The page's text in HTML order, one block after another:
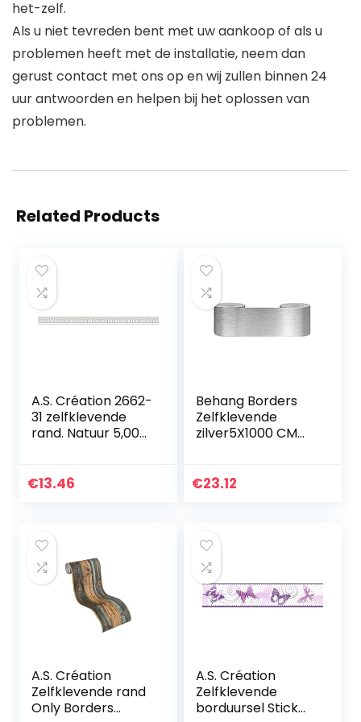
het-zelf.
Als u niet tevreden bent met uw aankoop of als u
problemen heeft met de installatie, neem dan
gerust contact met ons op en wij zullen binnen 24
uur antwoorden en helpen bij het oplossen van
problemen.
Related Products
A.S. Création 2662-
31 zelfklevende
rand. Natuur 5,00m
€13.46
Behang Borders
Zelfklevende
zilver5X1000 CM
Decoratieve
€23.12
A.S. Création
Zelfklevende rand
Only Borders
A.S. Création
Zelfklevende
borduursel Stick